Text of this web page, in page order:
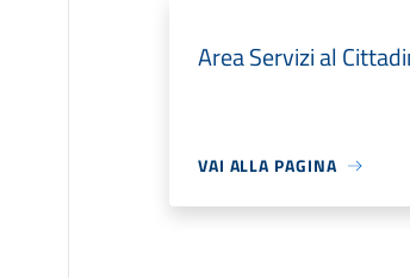
Area Servizi al
VAI ALLA PAGINA